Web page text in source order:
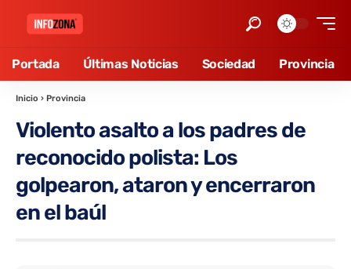
Portada Últimas Noticias Sociedad Provincia
Inicio › Provincia
Violento asalto a los padres de
reconocido polista: Los
golpearon, ataron y encerraron
en el baúl